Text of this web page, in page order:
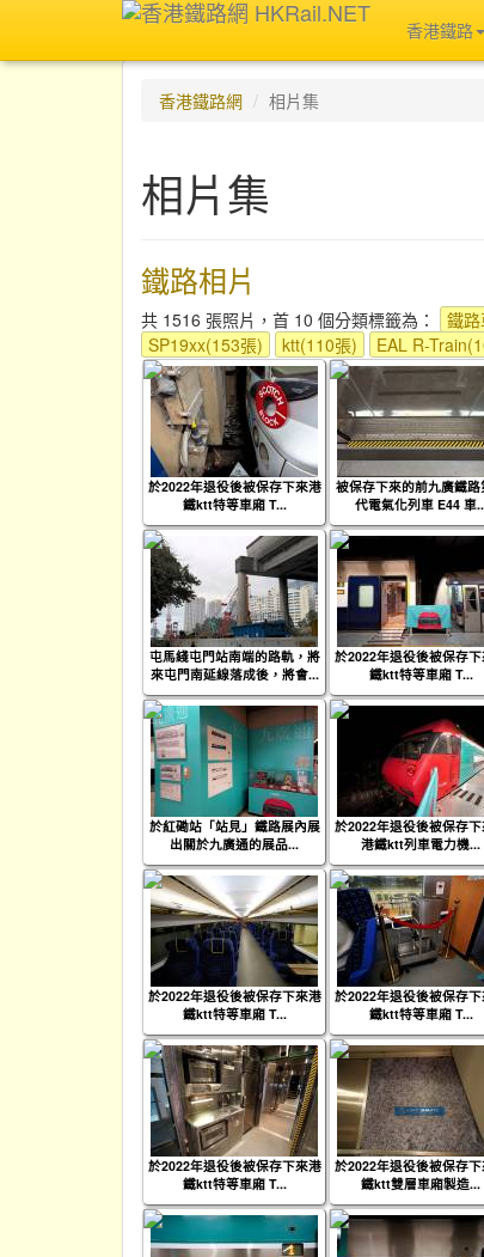
香港鐵路
香港鐵路網 相片集
相片集
鐵路相片
共 1516 張照片，首 10 個分類標籤為： 鐵
SP19xx(153張)
ktt(110張) EAL R-
於2022年退役後被保存下來港
鐵ktt特等車廂 T...
被保存下來的前九廣鐵路
代電氣化列車 E44 車
屯馬綫屯門站南端的路軌，將
來屯門南延線落成後，將會...
於2022年退役後被保存
鐵ktt特等車廂 T...
於紅磡站「站見」鐵路展內展
出關於九廣通的展品...
於2022年退役後被保存
港鐵ktt列車電力機...
於2022年退役後被保存下來港
鐵ktt特等車廂 T...
於2022年退役後被保存
鐵ktt特等車廂 T...
於2022年退役後被保存下來港
鐵ktt特等車廂 T...
於2022年退役後被保存
鐵ktt雙層車廂製造...